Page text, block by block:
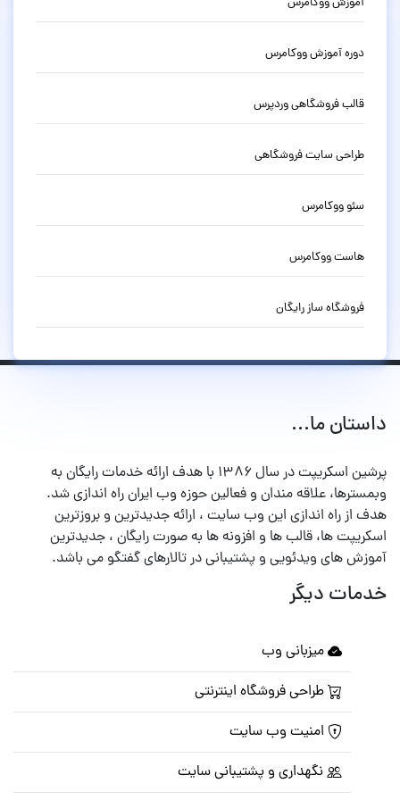
دوره آموزش ووکامرس
قالب فروشگاهی وردپرس
طراحی سایت فروشگاهی
سئو ووکامرس
هاست ووکامرس
فروشگاه ساز رایگان
داستان ما...
پرشین اسکریپت در سال ۱۳۸۶ با هدف ارائه خدمات رایگان به
وبمسترها، علاقه مندان و فعالین حوزه وب ایران راه اندازی شد.
هدف از راه اندازی این وب سایت ، ارائه جدیدترین و بروزترین
اسکریپت ها، قالب ها و افزونه ها به صورت رایگان ، جدیدترین
آموزش های ویدئویی و پشتیبانی در تالارهای گفتگو می باشد.
خدمات دیگر
میزبانی وب
طراحی فروشگاه اینترنتی
امنیت وب سایت
نگهداری و پشتیبانی سایت